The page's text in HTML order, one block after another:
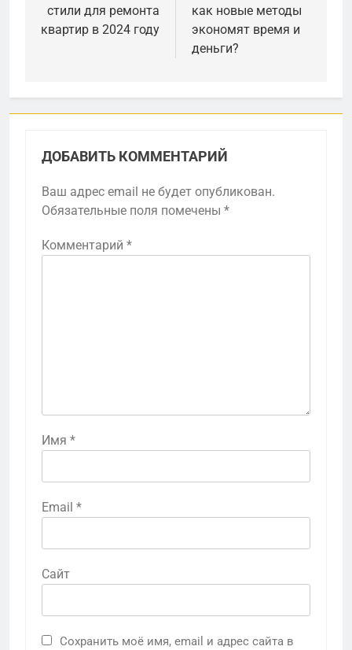
записям
стили для ремонта
квартир в 2024 году
как новые методы
экономят время и
деньги?
ДОБАВИТЬ КОММЕНТАРИЙ
Ваш адрес email не будет опубликован.
Обязательные поля помечены *
Комментарий *
Имя *
Email *
Сайт
Сохранить моё имя, email и адрес сайта в